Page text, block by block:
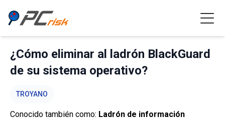
¿Cómo eliminar al ladrón BlackGuard
de su sistema operativo?
TROYANO
Conocido también como: Ladrón de información